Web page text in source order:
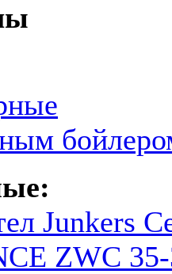
Junkers
ZWC